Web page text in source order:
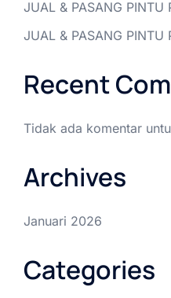
JUAL & PASANG PINTU
JUAL & PASANG PINTU
Recent
Tidak ada komentar
Archives
Januari 2026
Categories